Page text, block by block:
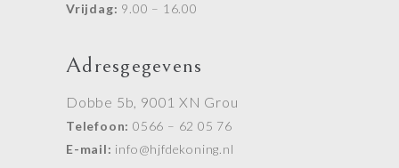
Vrijdag: 9.00 – 16.00
Adresgegevens
Dobbe 5b, 9001 XN Grou
Telefoon: 0566 – 62 05 76
E-mail: info@hjfdekoning.nl